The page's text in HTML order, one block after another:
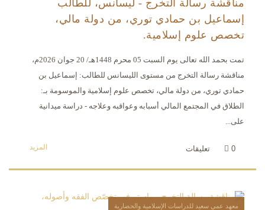
مناقشة رسالة التخرج - ليسانس، للطالب
إسماعيل بن حمادي توري، من دولة مالي،
تخصص علوم إسلامية.
تمت بحمد الله تعالى يوم السبت 05 محرم 1448هـ/ 20 جوان 2026م،
مناقشة رسالة التخرج من مستوى الليسانس للطالب: إسماعيل بن
حمادي توري، من دولة مالي، تخصص علوم إسلامية والموسومة بـ:
الطلاق في المجتمع المالي أسبابه وعواقبه وعلاجه - دراسة ميدانية
على...
المزيد 0 تعليقات
معهد عمي سعيد للدراسات الإسلامية والحضارية